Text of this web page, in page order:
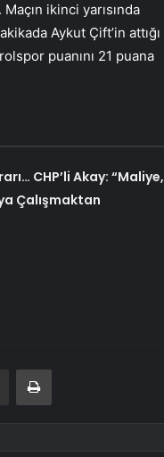
ikinci yarısında
Aykut Çift’in attığı
puanını 21 puana
CHP’li Akay: “Maliye,
Çalışmaktan
E-Posta ile paylaş Yazdır